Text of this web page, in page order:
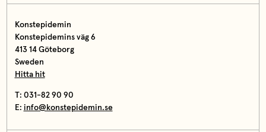
Konstepidemin
Konstepidemins väg 6
413 14 Göteborg
Sweden
Hitta hit
T: 031-82 90 90
E: info@konstepidemin.se